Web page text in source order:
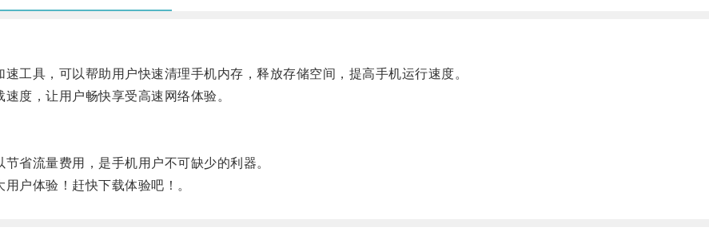
具，可以帮助用户快速清理手机内存，释放存储空间，提高手机运行速度。
度，让用户畅快享受高速网络体验。
流量费用，是手机用户不可缺少的利器。
户体验！赶快下载体验吧！。